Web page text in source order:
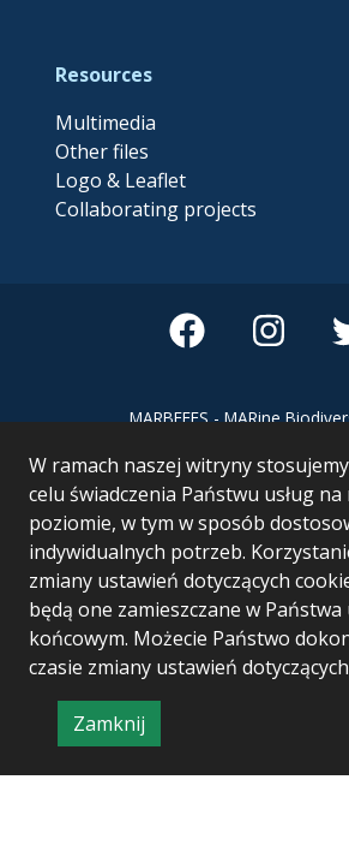
W ramach naszej witryny
celu świadczenia Państwu usług na
poziomie, w tym w sposób
indywidualnych potrzeb.
zmiany ustawień dotyczących
będą one zamieszczane w
końcowym. Możecie Państwo
czasie zmiany ustawień
Zamknij
informację
o
Resources
Multimedia
Other files
Logo & Leaflet
Collaborating projects
MARBEFES - MARine
Ecosystem Services
has received funding from the
Union’s Horizon Europe
innovation programme
Agreement no
Project & realization: